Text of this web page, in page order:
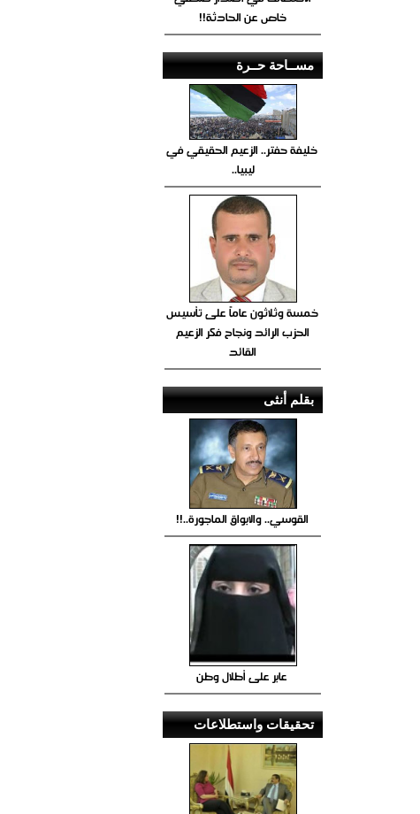
خاص عن الحادثة!!
مســاحة حــرة
خليفة حفتر.. الزعيم الحقيقي في
ليبيا..
خمسة وثلاثون عاماً على تأسيس
الحزب الرائد ونجاح فكر الزعيم
القائد
بقلم أنثى
القوسي.. والابواق الماجورة..!!
عابر على أطلال وطن
تحقيقات واستطلاعات